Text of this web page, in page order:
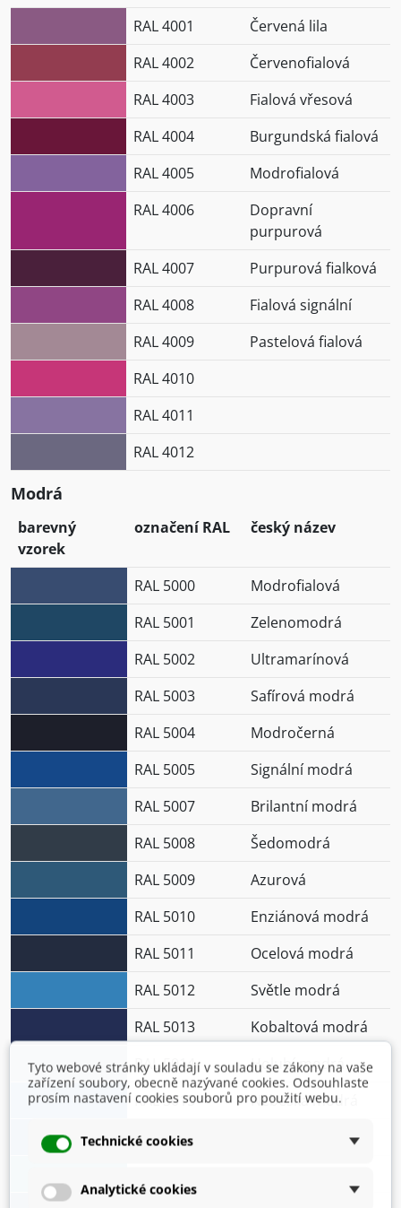
RAL 4001
Červená lila
RAL 4002
Červenofialová
RAL 4003
Fialová vřesová
RAL 4004
Burgundská fialová
RAL 4005
Modrofialová
RAL 4006
Dopravní
purpurová
RAL 4007
Purpurová fialková
RAL 4008
Fialová signální
RAL 4009
Pastelová fialová
RAL 4010
RAL 4011
RAL 4012
Modrá
barevný
vzorek
označení RAL český název
RAL 5000
Modrofialová
RAL 5001
Zelenomodrá
RAL 5002
Ultramarínová
RAL 5003
Safírová modrá
RAL 5004
Modročerná
RAL 5005
Signální modrá
RAL 5007
Brilantní modrá
RAL 5008
Šedomodrá
RAL 5009
Azurová
RAL 5010
Enziánová modrá
RAL 5011
Ocelová modrá
RAL 5012
Světle modrá
RAL 5013
Kobaltová modrá
RAL 5014
Holubí modrá
RAL 5015
Nebeská modrá
RAL 5017
Dopravní modrá
Tyto webové stránky ukládají v souladu se zákony na vaše
zařízení soubory, obecně nazývané cookies. Odsouhlaste
prosím nastavení cookies souborů pro použití webu.
Technické cookies
Analytické cookies